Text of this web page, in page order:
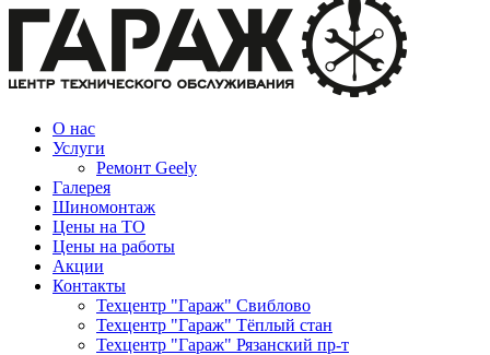
О нас
Услуги
Ремонт Geely
Галерея
Шиномонтаж
Цены на ТО
Цены на работы
Акции
Контакты
Техцентр "Гараж" Свиблово
Техцентр "Гараж" Тёплый стан
Техцентр "Гараж" Рязанский пр-т